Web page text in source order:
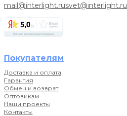
mail@interlight.rusvet@interlight.ru
Покупателям
Доставка и оплата
Гарантия
Обмен и возврат
Оптовикам
Наши проекты
Контакты